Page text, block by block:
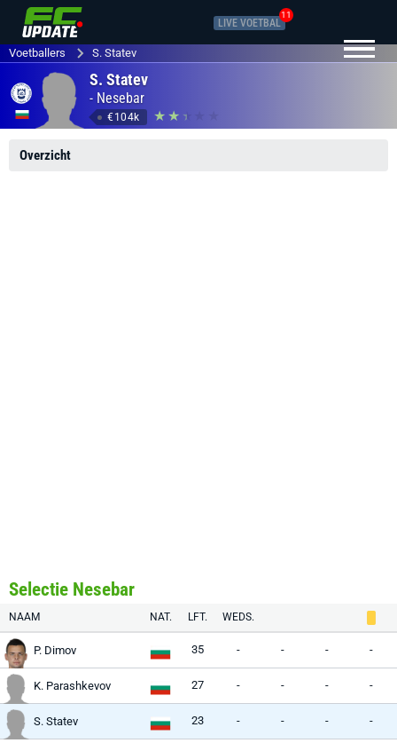
LIVE VOETBAL
11
Voetballers S. Statev
S. Statev
- Nesebar
€104k
Overzicht
Selectie Nesebar
NAAM NAT. LFT. WEDS.
P. Dimov 35 - - - -
K. Parashkevov 27 - - - -
S. Statev 23 - - - -